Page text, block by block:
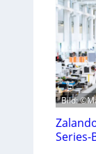
Bild:
Series-